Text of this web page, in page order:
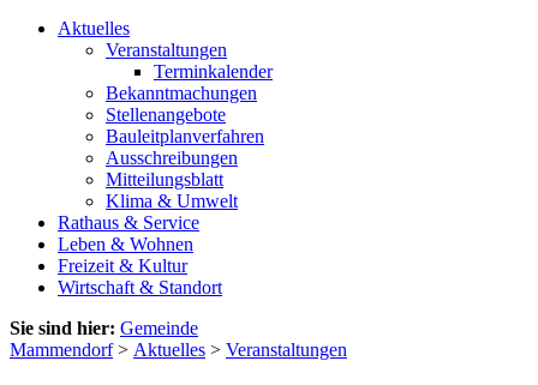
Aktuelles
Veranstaltungen
Terminkalender
Bekanntmachungen
Stellenangebote
Bauleitplanverfahren
Ausschreibungen
Mitteilungsblatt
Klima & Umwelt
Rathaus & Service
Leben & Wohnen
Freizeit & Kultur
Wirtschaft & Standort
Sie sind hier: Gemeinde
Mammendorf> Aktuelles > Veranstaltungen